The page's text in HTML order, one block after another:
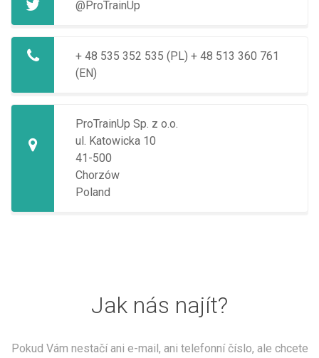
@ProTrainUp
+ 48 535 352 535 (PL) + 48 513 360 761
(EN)
ProTrainUp Sp. z o.o.
ul. Katowicka 10
41-500
Chorzów
Poland
Jak nás najít?
Pokud Vám nestačí ani e-mail, ani telefonní číslo, ale chcete